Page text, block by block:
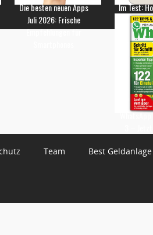
Die besten neuen Apps
Juli 2026: Frische
Empfehlungen für
Im Test:
Team Best Geldanlage